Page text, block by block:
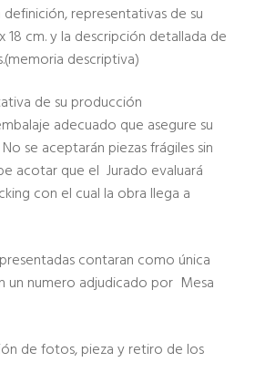
representativas de su
cm. y la descripción detallada de
descriptiva)
de su producción
adecuado que asegure su
se aceptarán piezas frágiles sin
acotar que el Jurado evaluará
con el cual la obra llega a
contaran como única
un numero adjudicado por Mesa
de fotos, pieza y retiro de los